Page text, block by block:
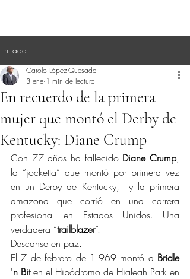
Entrada
En recuerdo de la primera
mujer que montó el Derby de
Kentucky: Diane Crump
Carolo López-Quesada
3 ene 1 min de lectura
Con 77 años ha fallecido Diane Crump,
la “jocketta” que montó por primera vez
en un Derby de Kentucky,  y la primera
amazona que corrió en una carrera
profesional en Estados Unidos. Una
verdadera “trailblazer”.
Descanse en paz.
El 7 de febrero de 1.969 montó a Bridle
'n Bit en el Hipódromo de Hialeah Park en